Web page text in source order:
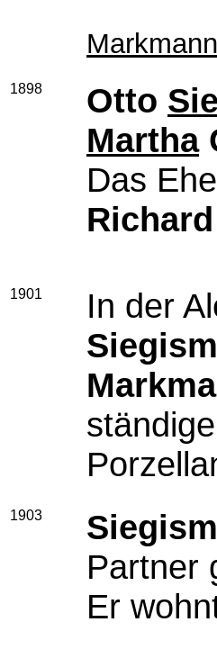
1898 Otto
Martha
Das
1901
In der
1903
Partner
Er